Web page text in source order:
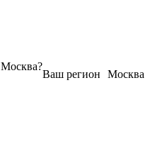
Москва
Ваш регион
Москва?